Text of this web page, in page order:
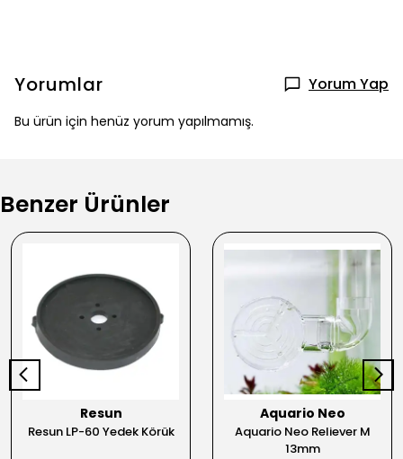
Yorumlar Yorum Yap
Bu ürün için henüz yorum yapılmamış.
Benzer Ürünler
Resun
Resun LP-60 Yedek Körük
Aquario Neo
Aquario Neo Reliever M
13mm